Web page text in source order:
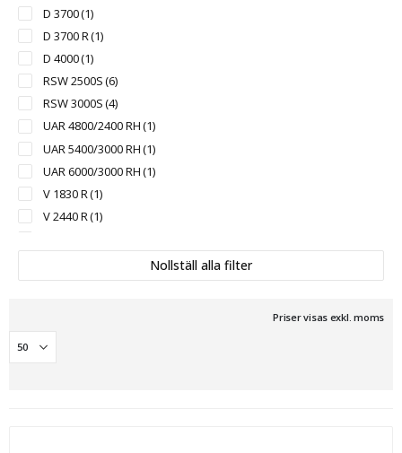
D 3700(1)
D 3700 R(1)
D 4000(1)
RSW 2500S(6)
RSW 3000S(4)
UAR 4800/2400 RH(1)
UAR 5400/3000 RH(1)
UAR 6000/3000 RH(1)
V 1830 R(1)
V 2440 R(1)
V 3600 R(1)
WBU 2800/4600
WBU 2950/5200
Nollställ alla filter
Priser visas exkl. moms